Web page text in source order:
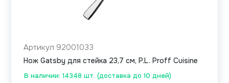
В наличии: 14348 шт. (доставка до 10 дней)
Артикул 92001033
Нож Gatsby для стейка 23,7 см, P.L. Proff Cuisine